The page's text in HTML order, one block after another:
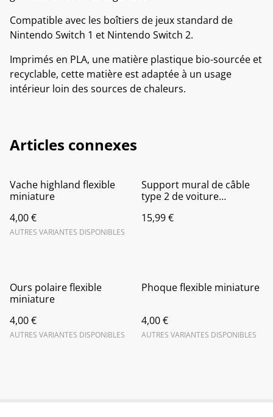
Compatible avec les boîtiers de jeux standard de
Nintendo Switch 1 et Nintendo Switch 2.
Imprimés en PLA, une matière plastique bio-sourcée et
recyclable, cette matière est adaptée à un usage
intérieur loin des sources de chaleurs.
Articles connexes
Vache highland flexible
miniature
4,00 €
AUTRES VARIANTES DISPONIBLES
Support mural de câble
type 2 de voiture
15,99 €
Ours polaire flexible
miniature
4,00 €
AUTRES VARIANTES DISPONIBLES
Phoque flexible miniature
4,00 €
AUTRES VARIANTES DISPONIBLES